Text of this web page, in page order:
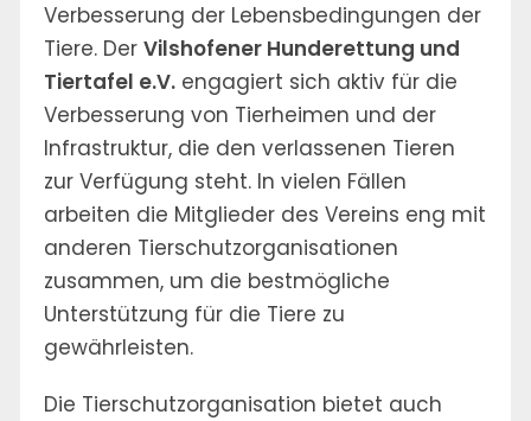
Verbesserung der Lebensbedingungen der
Tiere. Der Vilshofener Hunderettung und
Tiertafel e.V. engagiert sich aktiv für die
Verbesserung von Tierheimen und der
Infrastruktur, die den verlassenen Tieren
zur Verfügung steht. In vielen Fällen
arbeiten die Mitglieder des Vereins eng mit
anderen Tierschutzorganisationen
zusammen, um die bestmögliche
Unterstützung für die Tiere zu
gewährleisten.
Die Tierschutzorganisation bietet auch